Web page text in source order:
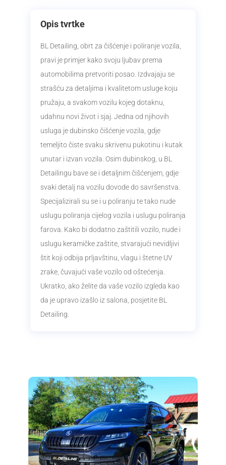
Opis tvrtke
BL Detailing, obrt za čišćenje i poliranje vozila,
pravi je primjer kako svoju ljubav prema
automobilima pretvoriti posao. Izdvajaju se
strašću za detaljima i kvalitetom usluge koju
pružaju, a svakom vozilu kojeg dotaknu,
udahnu novi život i sjaj. Jedna od njihovih
usluga je dubinsko čišćenje vozila, gdje
temeljito čiste svaku skrivenu pukotinu i kutak
unutar i izvan vozila. Osim dubinskog, u BL
Detailingu bave se i detaljnim čišćenjem, gdje
svaki detalj na vozilu dovode do savršenstva.
Specijalizirali su se i u poliranju te tako nude
uslugu poliranja cijelog vozila i uslugu poliranja
farova. Kako bi dodatno zaštitili vozilo, nude i
uslugu keramičke zaštite, stvarajući nevidljivi
štit koji odbija prljavštinu, vlagu i štetne UV
zrake, čuvajući vaše vozilo od oštećenja.
Ukratko, ako želite da vaše vozilo izgleda kao
da je upravo izašlo iz salona, posjetite BL
Detailing.